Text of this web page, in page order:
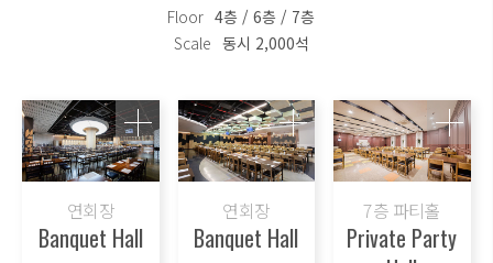
Floor 4층 / 6층 / 7층
Scale 동시 2,000석
연회장
Banquet Hall
연회장
Banquet Hall
7층 파티홀
Private Party